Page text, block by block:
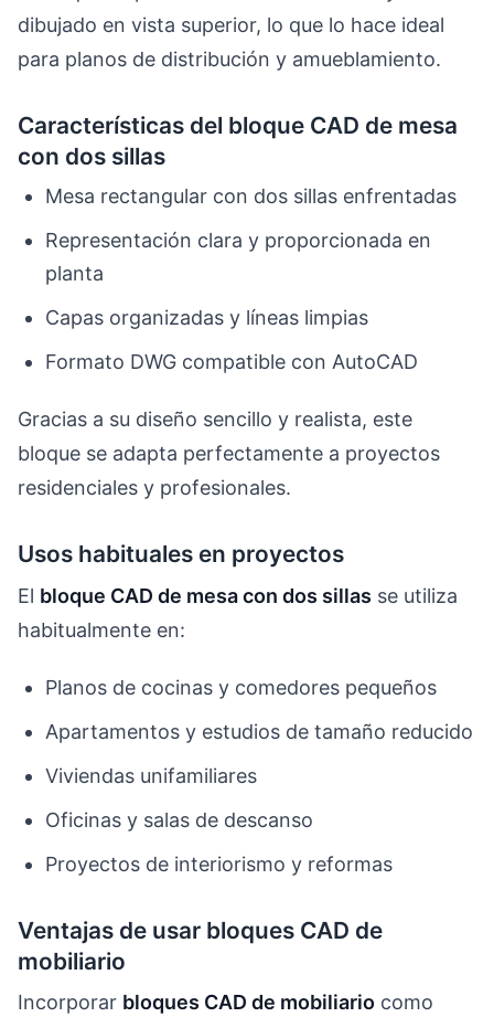
dibujado en vista superior, lo que lo hace ideal
para planos de distribución y amueblamiento.
Características del bloque CAD de mesa
con dos sillas
Mesa rectangular con dos sillas enfrentadas
Representación clara y proporcionada en
planta
Capas organizadas y líneas limpias
Formato DWG compatible con AutoCAD
Gracias a su diseño sencillo y realista, este
bloque se adapta perfectamente a proyectos
residenciales y profesionales.
Usos habituales en proyectos
El bloque CAD de mesa con dos sillas se utiliza
habitualmente en:
Planos de cocinas y comedores pequeños
Apartamentos y estudios de tamaño reducido
Viviendas unifamiliares
Oficinas y salas de descanso
Proyectos de interiorismo y reformas
Ventajas de usar bloques CAD de
mobiliario
Incorporar bloques CAD de mobiliario como